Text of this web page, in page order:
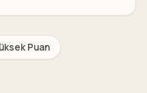
Puan